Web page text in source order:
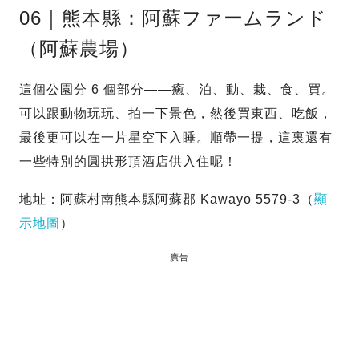
06｜熊本縣：阿蘇ファームランド
（阿蘇農場）
這個公園分 6 個部分——癒、泊、動、栽、食、買。
可以跟動物玩玩、拍一下景色，然後買東西、吃飯，
最後更可以在一片星空下入睡。順帶一提，這裏還有
一些特別的圓拱形頂酒店供入住呢！
地址：阿蘇村南熊本縣阿蘇郡 Kawayo 5579-3（顯
示地圖 ）
廣告